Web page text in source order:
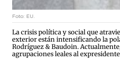
Foto: EU.
La crisis política y social que
exterior están intensificando la
Rodríguez & Baudoin.
agrupaciones leales al